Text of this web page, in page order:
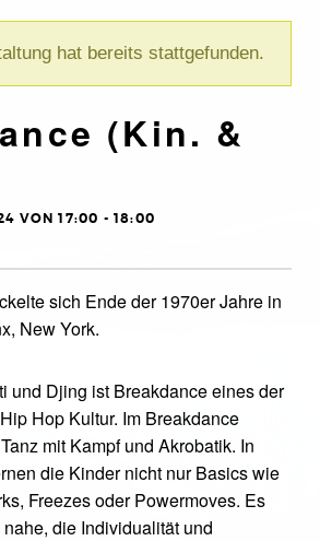
hat bereits stattgefunden.
(Kin. &
VON 17:00 -18:00
sich Ende der 1970er Jahre in
New York.
und Djing ist Breakdance eines der
Hop Kultur. Im Breakdance
mit Kampf und Akrobatik. In
die Kinder nicht nur Basics wie
Freezes oder Powermoves. Es
die Individualität und